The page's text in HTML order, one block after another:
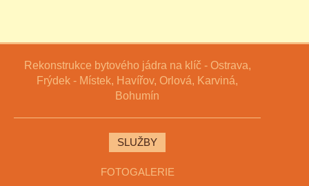
Rekonstrukce bytového jádra na klíč - Ostrava,
Frýdek - Místek, Havířov, Orlová, Karviná,
Bohumín
SLUŽBY
FOTOGALERIE